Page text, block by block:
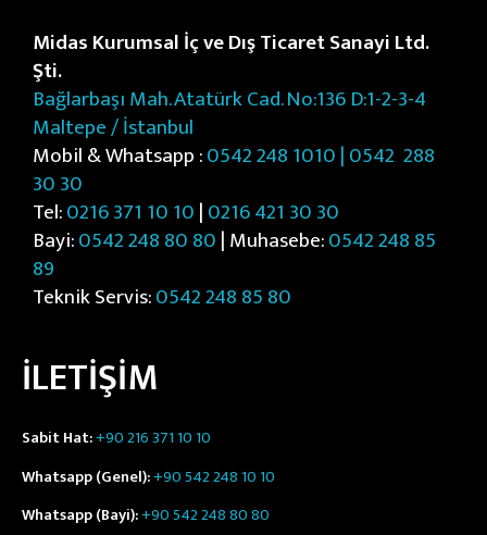
Midas Kurumsal İç ve Dış Ticaret Sanayi Ltd.
Şti.
Bağlarbaşı Mah. Atatürk Cad. No:136 D:1-2-3-4
Maltepe / İstanbul
Mobil & Whatsapp :0542 248 1010 | 0542 288
30 30
Tel:0216 371 10 10|0216 421 30 30
Bayi:0542 248 80 80| Muhasebe:0542 248 85
89
Teknik Servis:0542 248 85 80
İLETİŞİM
Sabit Hat:+90 216 371 10 10
Whatsapp (Genel):+90 542 248 10 10
Whatsapp (Bayi):+90 542 248 80 80